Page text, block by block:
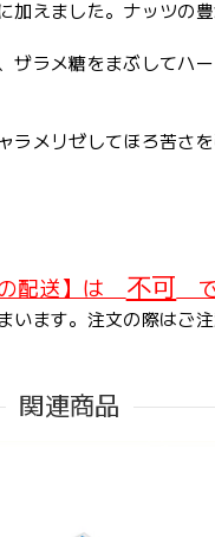
えました。ナッツの
ラメ糖をまぶしてハ
ラメリゼしてほろ苦さ
配送】は 不可 で
ます。注文の際はご注
関連商品